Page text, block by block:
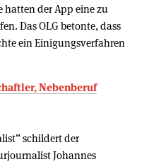
hatten der App eine zu
Das OLG betonte, dass
ein Einigungsverfahren
Nebenberuf
schildert der
Johannes